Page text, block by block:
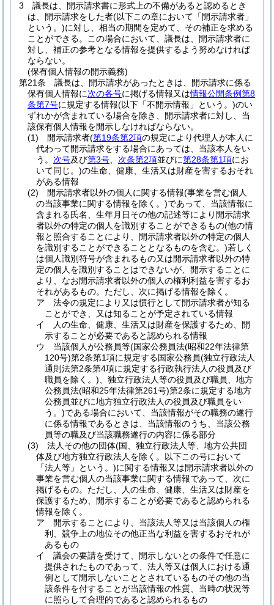
3
議長は、開示請求書に形式上の不備があると認めるとき
は、開示請求をした者(以下この章において「開示請求者」
という。)に対し、相当の期間を定めて、その補正を求める
ことができる。
この場合において、議長は、開示請求者に
対し、補正の参考となる情報を提供するよう努めなければ
ならない。
(保有個人情報の開示義務)
第21条
議長は、開示請求があったときは、開示請求に係る
保有個人情報に次の各号に掲げる情報又は情報公開条例第8
条第7号に規定する情報(以下「不開示情報」という。)のい
ずれかが含まれている場合を除き、開示請求者に対し、当
該保有個人情報を開示しなければならない。
(1)
開示請求者(第19条第2項の規定により代理人が本人に
代わって開示請求をする場合にあっては、当該本人をい
う。 次号及び第3号 次条第2項並びに第28条第1項にお
いて同じ。)の生命、健康、生活又は財産を害するおそれ
がある情報
(2)
開示請求者以外の個人に関する情報(事業を営む個人
の当該事業に関する情報を除く。)であって、当該情報に
含まれる氏名、生年月日その他の記述等により開示請求
者以外の特定の個人を識別することができるもの(他の情
報と照合することにより、開示請求者以外の特定の個人
を識別することができることとなるものを含む。)若しく
は個人識別符号が含まれるもの又は開示請求者以外の特
定の個人を識別することはできないが、開示することに
より、なお開示請求者以外の個人の権利利益を害するお
それがあるもの。 ただし、次に掲げる情報を除く。
ア
法令の規定により又は慣行として開示請求者が知る
ことができ、又は知ることが予定されている情報
イ
人の生命、健康、生活又は財産を保護するため、開
示することが必要であると認められる情報
ウ
当該個人が公務員等(国家公務員法(昭和22年法律第
120号)第2条第1項に規定する国家公務員(独立行政法人
通則法第2条第4項に規定する行政執行法人の役員及び
職員を除く。) 、独立行政法人等の役員及び職員、地方
公務員法(昭和25年法律第261号)第2条に規定する地方
公務員並びに地方独立行政法人の役員及び職員をい
う。)である場合において、当該情報がその職務の遂行
に係る情報であるときは、当該情報のうち、当該公務
員等の職及び当該職務遂行の内容に係る部分
(3)
法人その他の団体(国、独立行政法人等、地方公共団
体及び地方独立行政法人を除く。以下この号において
「法人等」という。)に関する情報又は開示請求者以外の
事業を営む個人の当該事業に関する情報であって、次に
掲げるもの。 ただし、人の生命、健康、生活又は財産を
保護するため、開示することが必要であると認められる
情報を除く。
ア
開示することにより、当該法人等又は当該個人の権
利、競争上の地位その他正当な利益を害するおそれが
あるもの
イ
議会の要請を受けて、開示しないとの条件で任意に
提供されたものであって、法人等又は個人における通
例として開示しないこととされているものその他の当
該条件を付することが当該情報の性質、当時の状況等
に照らして合理的であると認められるもの